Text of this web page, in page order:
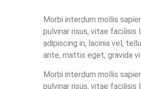
Morbi interdum mollis
pulvinar risus, vitae facilisis
adipiscing in, lacinia vel,
ante, mattis eget, gravida
Morbi interdum mollis
pulvinar risus, vitae facilisis